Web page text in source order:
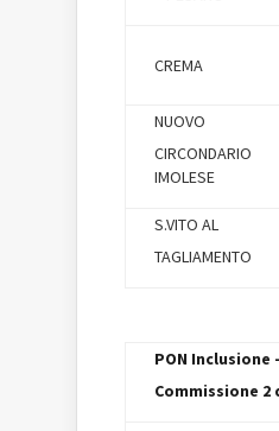
CREMA
NUOVO
CIRCONDARIO
IMOLESE
S.VITO AL
TAGLIAMENTO
PON Inclusione
Commissione